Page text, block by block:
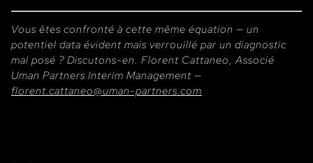
Vous êtes confronté à cette même équation — un
potentiel data évident mais verrouillé par un diagnostic
mal posé ? Discutons-en. Florent Cattaneo, Associé
Uman Partners Interim Management —
florent.cattaneo@uman-partners.com